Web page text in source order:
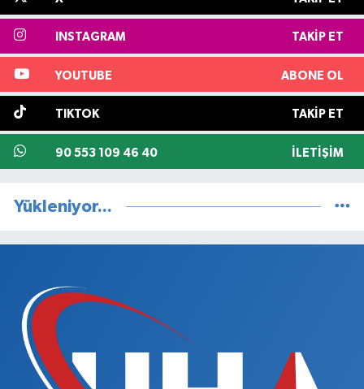
INSTAGRAM TAKIP ET
YOUTUBE ABONE OL
TIKTOK TAKIP ET
90 553 109 46 40 İLETIŞIM
Yükleniyor...